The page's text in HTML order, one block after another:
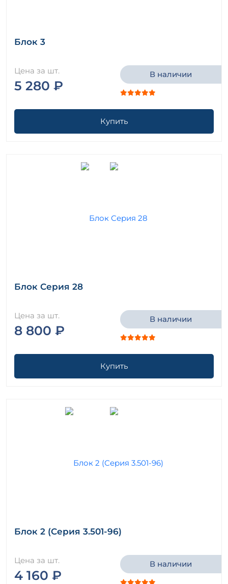
Блок 3
Цена за шт.
5 280 ₽
В наличии
Купить
Блок Серия 28
Цена за шт.
8 800 ₽
В наличии
Купить
Блок 2 (Серия 3.501-96)
Цена за шт.
4 160 ₽
В наличии